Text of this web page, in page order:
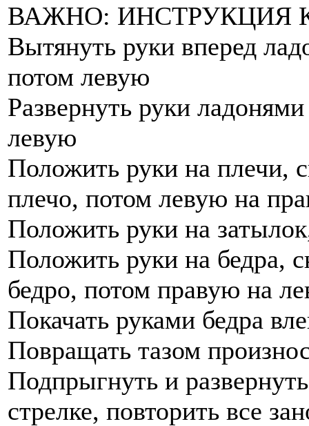
ВАЖНО: ИНСТРУКЦИЯ
Вытянуть руки вперед
потом левую
Развернуть руки
левую
Положить руки на плечи,
плечо, потом левую на
Положить руки на
Положить руки на бедра,
бедро, потом правую на
Покачать руками бедра
Повращать тазом
Подпрыгнуть и
стрелке, повторить все